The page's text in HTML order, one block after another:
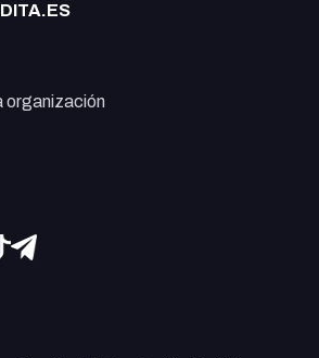
organización